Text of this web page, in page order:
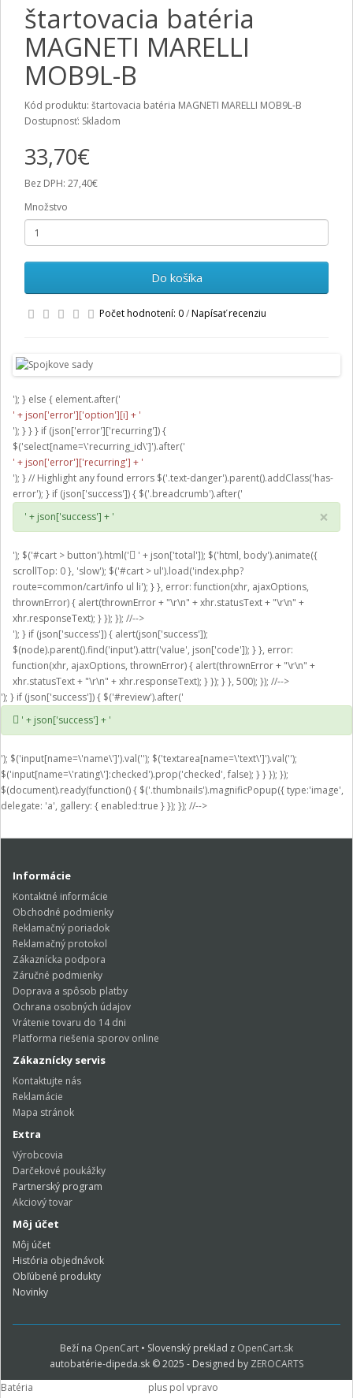
štartovacia batéria
MAGNETI MARELLI
MOB9L-B
Kód produktu: štartovacia batéria MAGNETI MARELLI MOB9L-B
Dostupnosť: Skladom
33,70€
Bez DPH: 27,40€
Množstvo
Do košíka
Počet hodnotení: 0/Napísať recenziu
'); } else { element.after('
' + json['error']['option'][i] + '
'); } } } if (json['error']['recurring']) {
$('select[name=\'recurring_id\']').after('
' + json['error']['recurring'] + '
'); } // Highlight any found errors $('.text-danger').parent().addClass('has-
error'); } if (json['success']) { $('.breadcrumb').after('
' + json['success'] + '
×
'); $('#cart > button').html('
' + json['total']); $('html, body').animate({
scrollTop: 0 }, 'slow'); $('#cart > ul').load('index.php?
route=common/cart/info ul li'); } }, error: function(xhr, ajaxOptions,
thrownError) { alert(thrownError + "\r\n" + xhr.statusText + "\r\n" +
xhr.responseText); } }); }); //-->
'); } if (json['success']) { alert(json['success']);
$(node).parent().find('input').attr('value', json['code']); } }, error:
function(xhr, ajaxOptions, thrownError) { alert(thrownError + "\r\n" +
xhr.statusText + "\r\n" + xhr.responseText); } }); } }, 500); }); //-->
'); } if (json['success']) { $('#review').after('
' + json['success'] + '
'); $('input[name=\'name\']').val(''); $('textarea[name=\'text\']').val('');
$('input[name=\'rating\']:checked').prop('checked', false); } } }); });
$(document).ready(function() { $('.thumbnails').magnificPopup({ type:'image',
delegate: 'a', gallery: { enabled:true } }); }); //-->
Informácie
Kontaktné informácie
Obchodné podmienky
Reklamačný poriadok
Reklamačný protokol
Zákaznícka podpora
Záručné podmienky
Doprava a spôsob platby
Ochrana osobných údajov
Vrátenie tovaru do 14 dni
Platforma riešenia sporov online
Zákaznícky servis
Kontaktujte nás
Reklamácie
Mapa stránok
Extra
Výrobcovia
Darčekové poukážky
Partnerský program
Akciový tovar
Môj účet
Môj účet
História objednávok
Obľúbené produkty
Novinky
Beží na OpenCart • Slovenský preklad z OpenCart.sk
autobatérie-dipeda.sk © 2025 - Designed by ZEROCARTS
Batéria
plus pol vpravo